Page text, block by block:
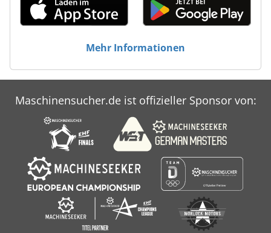
Mehr Informationen
Maschinensucher.de ist offizieller Sponsor von: